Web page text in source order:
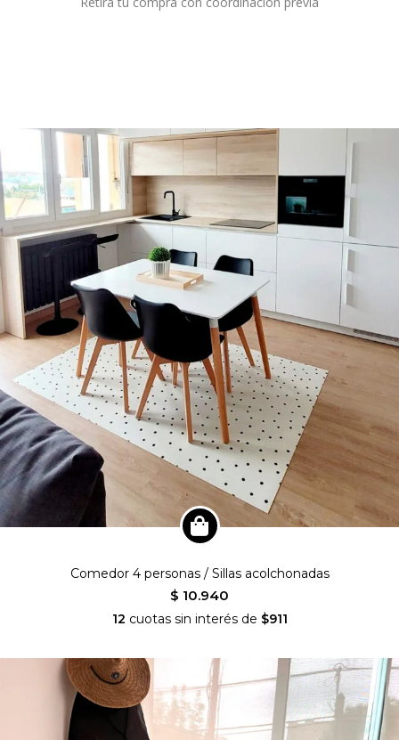
Comedor 4 personas / Sillas acolchonadas
$ 10.940
12 cuotas sin interés de $911